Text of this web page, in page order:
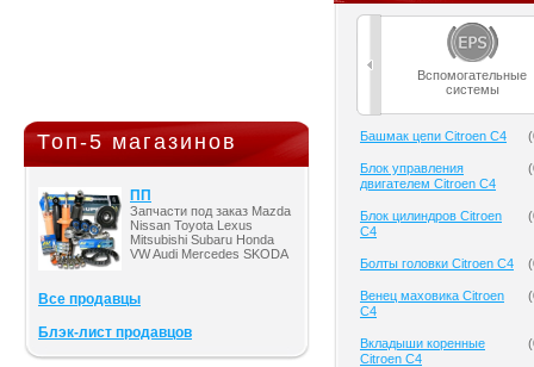
Топ-5 магазинов
ПП
Запчасти под заказ Mazda
Nissan Toyota Lexus
Mitsubishi Subaru Honda
VW Audi Mercedes SKODA
Все продавцы
Блэк-лист продавцов
Вспомогательные
системы
Башмак цепи Citroen C4 (
Блок управления
двигателем Citroen C4
(
Блок цилиндров Citroen
C4
(
Болты головки Citroen C4 (
Венец маховика Citroen
C4
(
Вкладыши коренные
Citroen C4
(